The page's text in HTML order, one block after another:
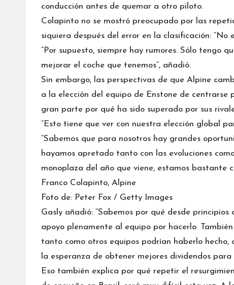
conducción antes de quemar a otro piloto.
Colapinto no se mostró preocupado por las
siquiera después del error en la clasificación:
“Por supuesto, siempre hay rumores. Sólo tengo
mejorar el coche que tenemos”, añadió.
Sin embargo, las perspectivas de que Alpine
a la elección del equipo de Enstone de centrarse
gran parte por qué ha sido superado por sus
“Esto tiene que ver con nuestra elección global
“Sabemos que para nosotros hay grandes
hayamos apretado tanto con las evoluciones
monoplaza del año que viene, estamos bastante
Franco Colapinto, Alpine
Foto de: Peter Fox / Getty Images
Gasly añadió: “Sabemos por qué desde
apoyo plenamente al equipo por hacerlo.
tanto como otros equipos podrían haberlo
la esperanza de obtener mejores dividendos para
Eso también explica por qué repetir el